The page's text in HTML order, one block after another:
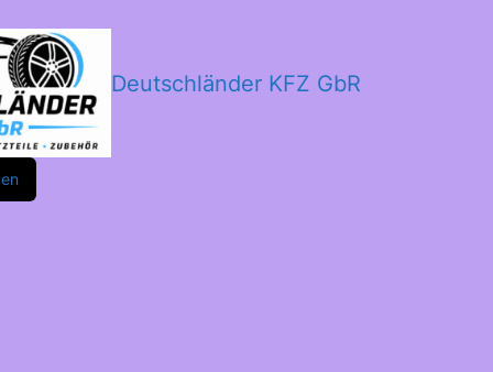
Deutschländer KFZ GbR